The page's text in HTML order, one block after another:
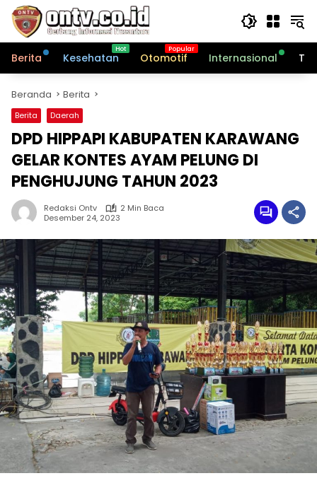
Langsung
konten
Berita
Kesehatan Otomotif Internasional
Beranda Berita
Berita Daerah
DPD HIPPAPI KABUPATEN KARAWANG
GELAR KONTES AYAM PELUNG DI
PENGHUJUNG TAHUN 2023
Redaksi Ontv
2 Min Baca
Desember 24, 2023